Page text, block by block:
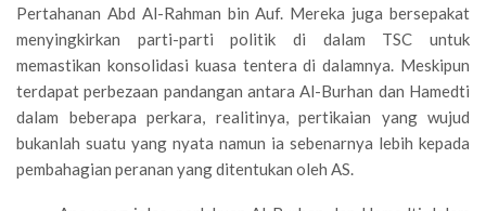
Pertahanan Abd Al-Rahman bin Auf. Mereka juga bersepakat
menyingkirkan parti-parti politik di dalam TSC untuk
memastikan konsolidasi kuasa tentera di dalamnya. Meskipun
terdapat perbezaan pandangan antara Al-Burhan dan Hamedti
dalam beberapa perkara, realitinya, pertikaian yang wujud
bukanlah suatu yang nyata namun ia sebenarnya lebih kepada
pembahagian peranan yang ditentukan oleh AS.